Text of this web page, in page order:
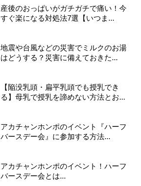
産後のおっぱいがガチガチで痛い！今
すぐ楽になる対処法7選【いつま...
地震や台風などの災害でミルクのお湯
はどうする？災害に備えておきた...
【陥没乳頭・扁平乳頭でも授乳でき
る】母乳で授乳を諦めない方法とお...
アカチャンホンポのイベント『ハーフ
バースデー会』に参加する方法...
アカチャンホンポのイベント！ハーフ
バースデー会とは...